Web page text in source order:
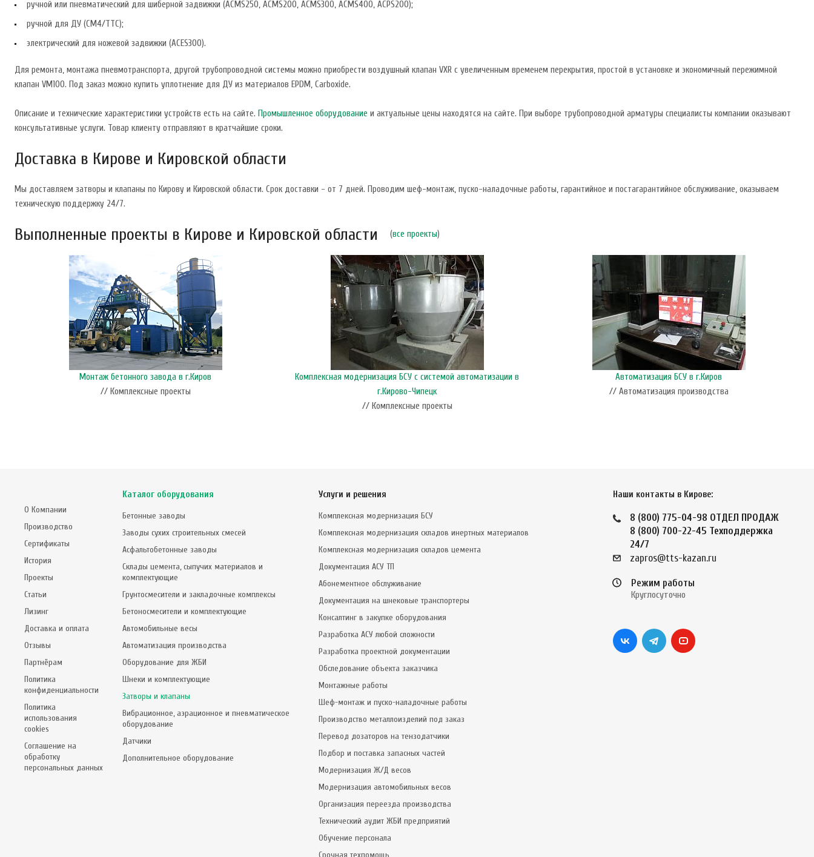
ручной или пневматический для шиберной задвижки (ACMS250, ACMS200, ACMS300, ACMS400, ACPS200);
ручной для ДУ (СМ4/ТТС);
электрический для ножевой задвижки (ACES300).
Для ремонта, монтажа пневмотранспорта, другой трубопроводной системы можно приобрести воздушный клапан VXR с увеличенным временем перекрытия, простой в установке и экономичный пережимной
клапан VM100. Под заказ можно купить уплотнение для ДУ из материалов EPDM, Carboxide.
Описание и технические характеристики устройств есть на сайте. Промышленное оборудование и актуальные цены находятся на сайте. При выборе трубопроводной арматуры специалисты компании оказывают
консультативные услуги. Товар клиенту отправляют в кратчайшие сроки.
Доставка в Кирове и Кировской области
Мы доставляем затворы и клапаны по Кирову и Кировской области. Срок доставки - от 7 дней. Проводим шеф-монтаж, пуско-наладочные работы, гарантийное и постагарантийное обслуживание, оказываем
техническую поддержку 24/7.
Выполненные проекты в Кирове и Кировской области (все проекты)
Монтаж бетонного завода в г.Киров
// Комплексные проекты
Комплексная модернизация БСУ с системой автоматизации в
г.Кирово-Чипецк
// Комплексные проекты
Автоматизация БСУ в г.Киров
// Автоматизация производства
О Компании
Производство
Сертификаты
История
Проекты
Статьи
Лизинг
Доставка и оплата
Отзывы
Партнёрам
Политика
конфиденциальности
Политика
использования
cookies
Соглашение на
обработку
персональных данных
Каталог оборудования
Бетонные заводы
Заводы сухих строительных смесей
Асфальтобетонные заводы
Склады цемента, сыпучих материалов и
комплектующие
Грунтосмесители и закладочные комплексы
Бетоносмесители и комплектующие
Автомобильные весы
Автоматизация производства
Оборудование для ЖБИ
Шнеки и комплектующие
Затворы и клапаны
Вибрационное, аэрационное и пневматическое
оборудование
Датчики
Дополнительное оборудование
Услуги и решения
Комплексная модернизация БСУ
Комплексная модернизация складов инертных материалов
Комплексная модернизация складов цемента
Документация АСУ ТП
Абонементное обслуживание
Документация на шнековые транспортеры
Консалтинг в закупке оборудования
Разработка АСУ любой сложности
Разработка проектной документации
Обследование объекта заказчика
Монтажные работы
Шеф-монтаж и пуско-наладочные работы
Производство металлоизделий под заказ
Перевод дозаторов на тензодатчики
Подбор и поставка запасных частей
Модернизация Ж/Д весов
Модернизация автомобильных весов
Организация переезда производства
Технический аудит ЖБИ предприятий
Обучение персонала
Срочная техпомощь
Наши контакты в Кирове:
8 (800) 775-04-98 ОТДЕЛ ПРОДАЖ
8 (800) 700-22-45 Техподдержка
24/7
zapros@tts-kazan.ru
Режим работы
Круглосуточно